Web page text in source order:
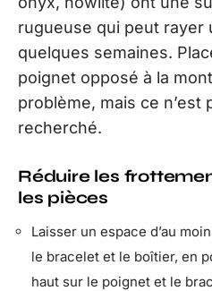
rugueuse qui peut rayer
quelques semaines.
poignet opposé à la
problème, mais ce n’est
recherché.
Réduire les
les pièces
Laisser un espace d’au
le bracelet et le boîtier, en
haut sur le poignet et le